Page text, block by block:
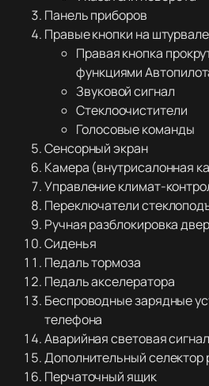
Панель приборов
Правые кнопки на
Правая кнопка
функциями
Звуковой сигнал
Стеклоочистители
Голосовые команды
Сенсорный экран
Камера (внутрисалонная
Управление климат-
Переключатели
Ручная разблокировка
Сиденья
Педаль тормоза
Педаль акселератора
Беспроводные зарядные
телефона
Аварийная световая
Дополнительный
Перчаточный ящик